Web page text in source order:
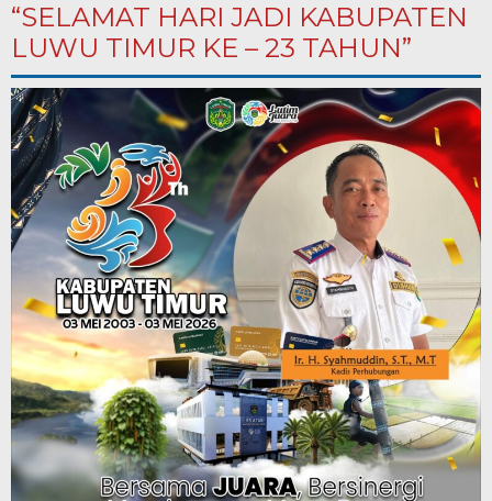
“SELAMAT HARI JADI KABUPATEN
LUWU TIMUR KE – 23 TAHUN”